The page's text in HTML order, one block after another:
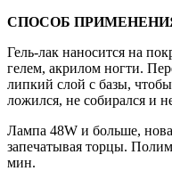
СПОСОБ
Гель-лак наносится на
гелем, акрилом ногти.
липкий слой с базы,
ложился, не собирался и
Лампа 48W и больше,
запечатывая торцы.
мин.